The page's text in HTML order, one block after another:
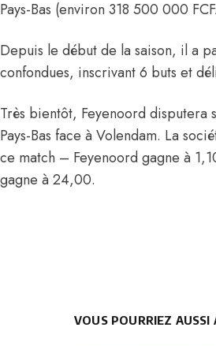
Pays-Bas (environ 318 500 000
Depuis le début de la saison, il a
confondues, inscrivant 6 buts et
Très bientôt, Feyenoord disputera
Pays-Bas face à Volendam. La
ce match – Feyenoord gagne à
gagne à 24,00.
VOUS POURRIEZ AUSSI